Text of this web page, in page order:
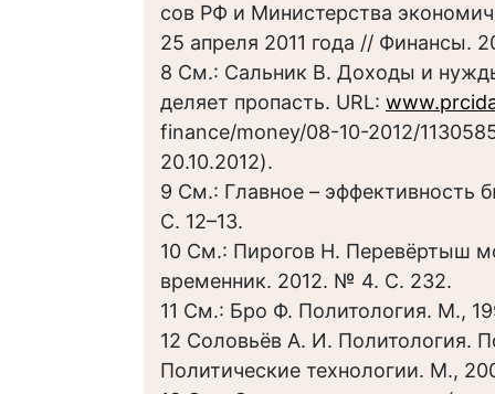
сов РФ и Министерства
25 апреля 2011 года // Финансы.
8 См.: Сальник В. Доходы и
деляет пропасть. URL:
finance/money/08-10-2012/
20.10.2012).
9 См.: Главное – эффективность
С. 12–13.
10 См.: Пирогов Н. Перевёртыш
временник. 2012. № 4. С. 232.
11 См.: Бро Ф. Политология. М.,
12 Соловьёв А. И. Политология.
Политические технологии. М.,